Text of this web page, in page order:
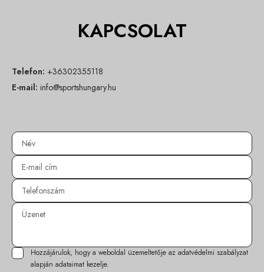
KAPCSOLAT
Telefon: +36302355118
E-mail: info@sportshungary.hu
Hozzájárulok, hogy a weboldal üzemeltetője az adatvédelmi szabályzat
alapján adataimat kezelje.